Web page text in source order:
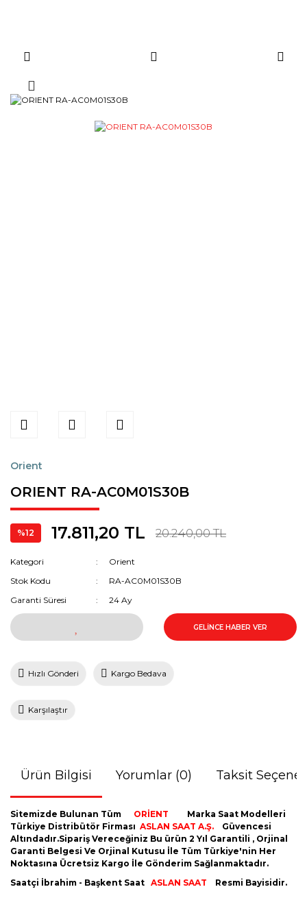
Orient
ORIENT RA-AC0M01S30B
%12 17.811,20 TL 20.240,00 TL
Kategori
Orient
Stok Kodu
RA-AC0M01S30B
Garanti Süresi
24 Ay
GELİNCE HABER VER
Hızlı Gönderi Kargo Bedava
Karşılaştır
Ürün Bilgisi Yorumlar (0) Taksit
Sitemizde Bulunan Tüm ORİENT
Marka Saat Modelleri
Türkiye Distribütör Firması ASLAN SAAT A.Ş.
Güvencesi
Altındadır.Sipariş Vereceğiniz Bu ürün 2 Yıl Garantili , Orjinal
Garanti Belgesi Ve Orjinal Kutusu İle Tüm Türkiye'nin Her
Noktasına Ücretsiz Kargo İle Gönderim Sağlanmaktadır.
Saatçi İbrahim - Başkent Saat ASLAN SAAT Resmi Bayisidir.